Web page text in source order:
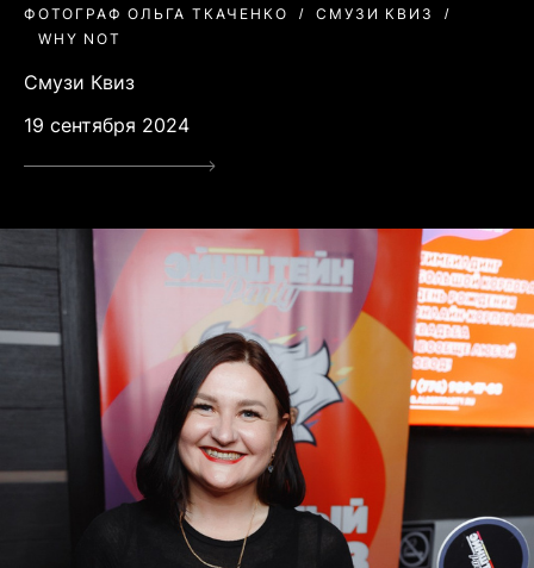
ФОТОГРАФ ОЛЬГА ТКАЧЕНКО
СМУЗИ КВИЗ
WHY NOT
Смузи Квиз
19 сентября 2024